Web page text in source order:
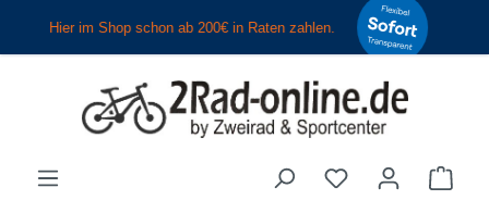
Zum Hauptinhalt springen
Du hast 0